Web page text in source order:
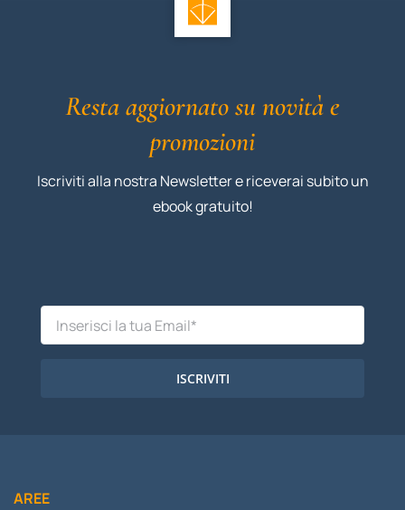
Resta aggiornato su novità e
promozioni
Iscriviti alla nostra Newsletter e riceverai subito un
ebook gratuito!
ISCRIVITI
AREE